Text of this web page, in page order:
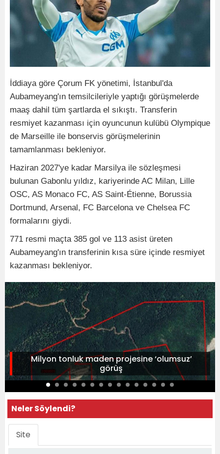
İddiaya göre Çorum FK yönetimi, İstanbul'da
Aubameyang'ın temsilcileriyle yaptığı görüşmelerde
maaş dahil tüm şartlarda el sıkıştı. Transferin
resmiyet kazanması için oyuncunun kulübü Olympique
de Marseille ile bonservis görüşmelerinin
tamamlanması bekleniyor.
Haziran 2027'ye kadar Marsilya ile sözleşmesi
bulunan Gabonlu yıldız, kariyerinde AC Milan, Lille
OSC, AS Monaco FC, AS Saint-Étienne, Borussia
Dortmund, Arsenal, FC Barcelona ve Chelsea FC
formalarını giydi.
771 resmi maçta 385 gol ve 113 asist üreten
Aubameyang'ın transferinin kısa süre içinde resmiyet
kazanması bekleniyor.
Milyon tonluk maden projesine ‘olumsuz’
görüş
Neler Söylendi?
Site